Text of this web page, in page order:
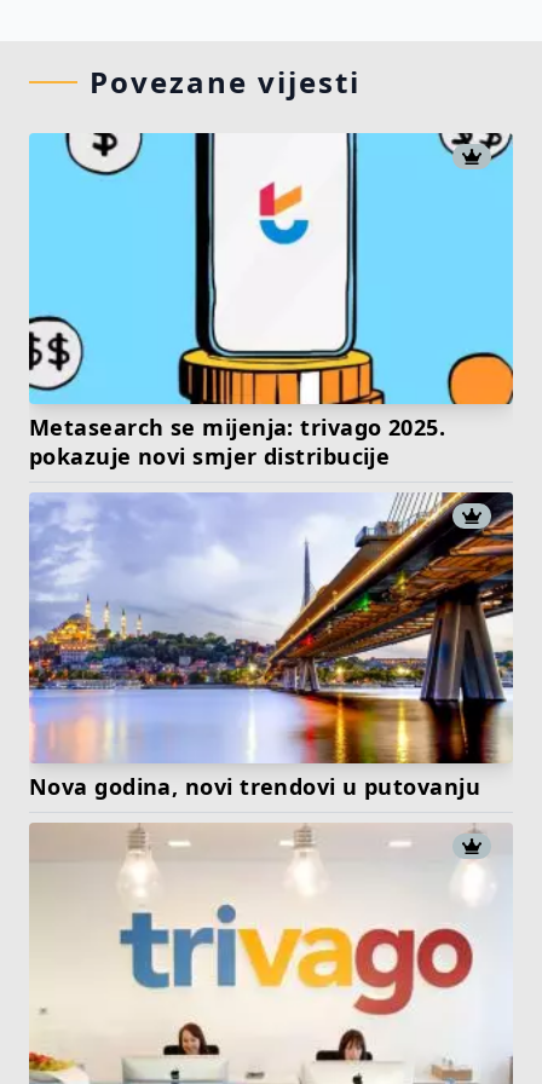
Povezane vijesti
Metasearch se mijenja: trivago 2025.
pokazuje novi smjer distribucije
Nova godina, novi trendovi u putovanju